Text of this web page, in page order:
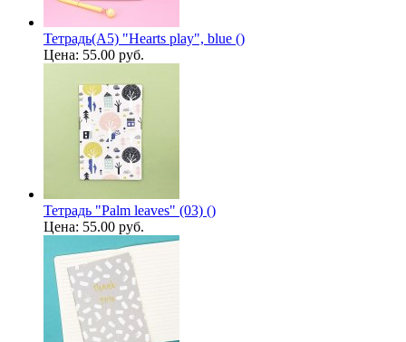
Тетрадь(A5) "Hearts play", blue ()
Цена: 55.00 руб.
Тетрадь "Palm leaves" (03) ()
Цена: 55.00 руб.